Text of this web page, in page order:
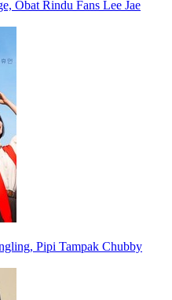
Obat Rindu Fans Lee Jae
Pipi Tampak Chubby